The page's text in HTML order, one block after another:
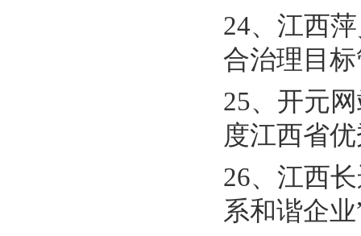
24、江西
合治理目
25、开元
度江西省
26、江西
系和谐企